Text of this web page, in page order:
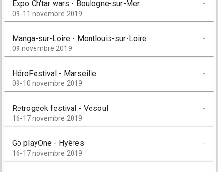
Expo Ch'tar wars - Boulogne-sur-Mer
09-11 novembre 2019
-
Manga-sur-Loire - Montlouis-sur-Loire
09 novembre 2019
-
HéroFestival - Marseille
09-10 novembre 2019
-
Retrogeek festival - Vesoul
16-17 novembre 2019
-
Go playOne - Hyères
16-17 novembre 2019
-